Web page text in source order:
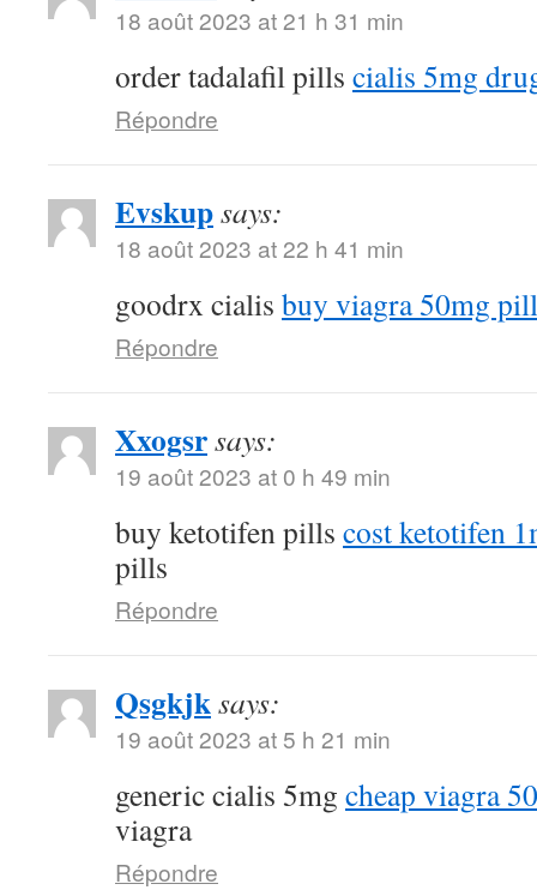
18 août 2023 at 21 h 31 min
order tadalafil pills cialis 5mg
Répondre
Evskupsays:
18 août 2023 at 22 h 41 min
goodrx cialis buy viagra 50mg
Répondre
Xxogsrsays:
19 août 2023 at 0 h 49 min
buy ketotifen pills cost ketotifen
pills
Répondre
Qsgkjksays:
19 août 2023 at 5 h 21 min
generic cialis 5mg cheap viagra
viagra
Répondre